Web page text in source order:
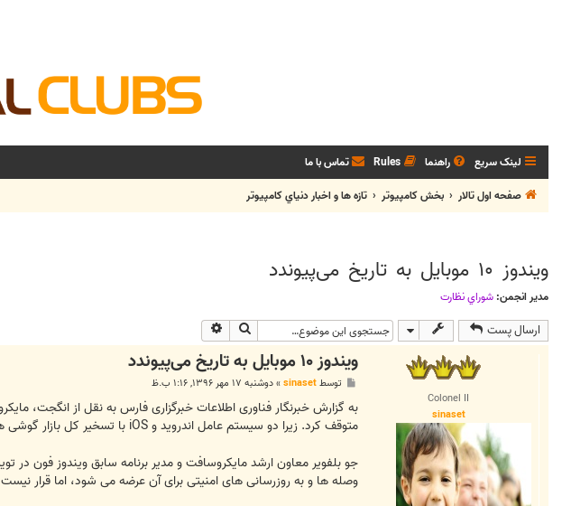
لینک سریع راهنما Rules تماس با ما
صفحه اول تالار
بخش كامپيوتر تازه ها و اخبار دنياي کامپيوتر
ویندوز ۱۰ موبایل به تاریخ می‌پیوندد
مدیر انجمن: شوراي نظارت
ارسال پست جستجو
Colonel II
sinaset
ویندوز ۱۰ موبایل به تاریخ می‌پیوندد
ت
توسطsinaset
»دوشنبه ۱۷ مهر ۱۳۹۶, ۱:۱۶ ب.ظ
به گزارش خبرنگار فناوری اطلاعات خبرگزاری فارس به نقل از انگجت،
متوقف کرد. زیرا دو سیستم عامل اندروید و iOS با تسخیر کل بازار گوشی های هوشمند مجال نفس کشیدن برای مایکروسافت و سیستم عامل ویندوز 10 موبایل باقی نگذاشتند.
وصله ها و به روزرسانی های امنیتی برای آن عرضه می شود، اما قرار